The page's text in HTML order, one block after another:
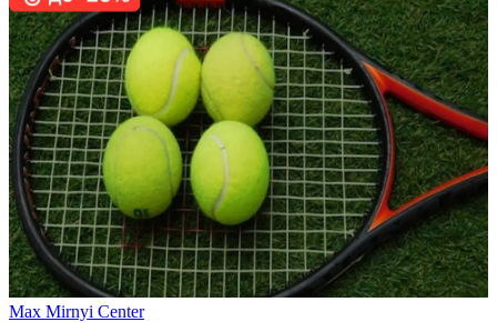
Max Mirnyi Center